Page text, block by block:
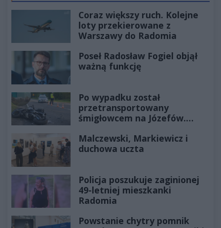
Coraz większy ruch. Kolejne
loty przekierowane z
Warszawy do Radomia
Poseł Radosław Fogiel objął
ważną funkcję
Po wypadku został
przetransportowany
śmigłowcem na Józefów.
Malczewski, Markiewicz i
duchowa uczta
Policja poszukuje zaginionej
49-letniej mieszkanki
Radomia
Powstanie chytry pomnik